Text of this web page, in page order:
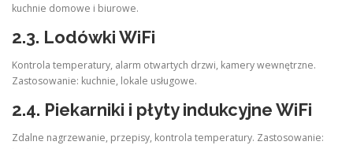
kuchnie domowe i biurowe.
2.3. Lodówki WiFi
Kontrola temperatury, alarm otwartych drzwi, kamery wewnętrzne.
Zastosowanie: kuchnie, lokale usługowe.
2.4. Piekarniki i płyty indukcyjne WiFi
Zdalne nagrzewanie, przepisy, kontrola temperatury. Zastosowanie: